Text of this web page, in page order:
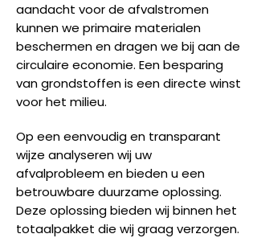
aandacht voor de afvalstromen
kunnen we primaire materialen
beschermen en dragen we bij aan de
circulaire economie. Een besparing
van grondstoffen is een directe winst
voor het milieu.
Op een eenvoudig en transparant
wijze analyseren wij uw
afvalprobleem en bieden u een
betrouwbare duurzame oplossing.
Deze oplossing bieden wij binnen het
totaalpakket die wij graag verzorgen.